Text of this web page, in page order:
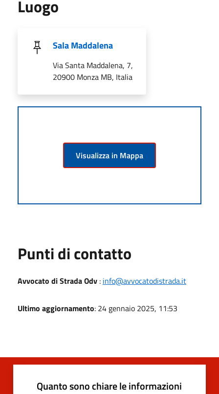
Luogo
Sala Maddalena
Via Santa Maddalena, 7,
20900 Monza MB, Italia
Visualizza in Mappa
Punti di contatto
Avvocato di Strada Odv : info@avvocatodistrada.it
Ultimo aggiornamento: 24 gennaio 2025, 11:53
Quanto sono chiare le informazioni